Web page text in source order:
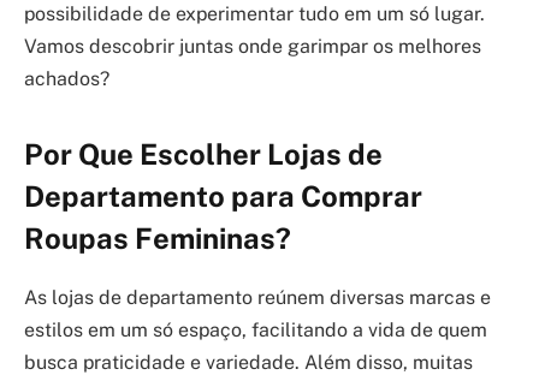
possibilidade de experimentar tudo em um só lugar.
Vamos descobrir juntas onde garimpar os melhores
achados?
Por Que Escolher Lojas de
Departamento para Comprar
Roupas Femininas?
As lojas de departamento reúnem diversas marcas e
estilos em um só espaço, facilitando a vida de quem
busca praticidade e variedade. Além disso, muitas